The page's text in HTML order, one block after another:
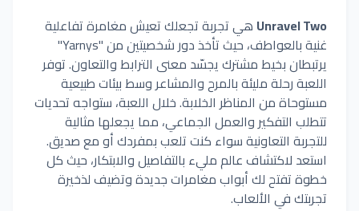
Unravel Two هي تجربة تجعلك تعيش مغامرة تفاعلية
غنية بالعواطف، حيث تأخذ دور شخصيتين من "Yarnys"
يرتبطان بخيط مشترك يجسّد معنى الترابط والتعاون. توفر
اللعبة رحلة مليئة بالمرح والمشاعر وسط بيئات طبيعية
مستوحاة من المناظر الخلابة. خلال اللعبة، ستواجه تحديات
تتطلب التفكير والعمل الجماعي، مما يجعلها مثالية
للتجربة التعاونية سواء كنت تلعب بمفردك أو مع صديق.
استعد لاكتشاف عالم مليء بالتفاصيل والابتكار، حيث كل
خطوة تفتح لك أبواب مغامرات جديدة وتضيف لذخيرة
تجربتك في الألعاب.